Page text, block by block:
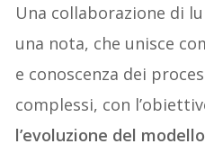
Una collaborazione di
una nota, che unisce
e conoscenza dei
complessi, con
l’evoluzione del